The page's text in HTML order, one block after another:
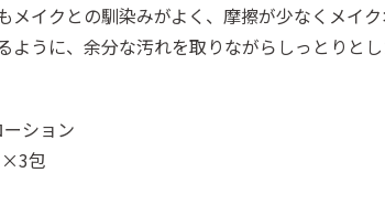
メイクとの馴染みがよく、摩擦が少なくメイ
ように、余分な汚れを取りながらしっとりとし
ション
包